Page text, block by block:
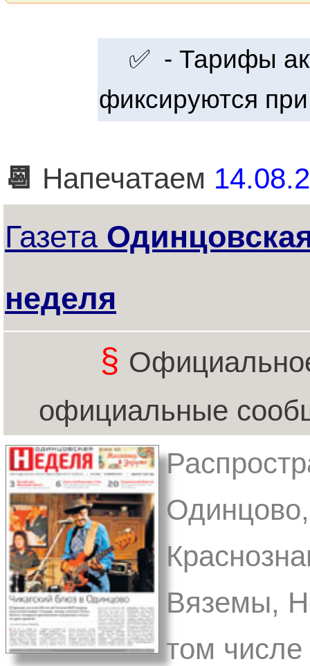
✅ - Тарифы
фиксируются
📆 Напечатаем
Газета
неделя
§
официальные
Вяземы,
том числе